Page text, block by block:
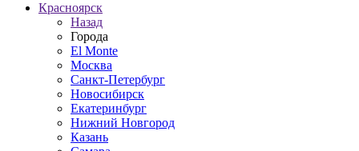
Красноярск
Назад
Города
El Monte
Москва
Санкт-Петербург
Новосибирск
Екатеринбург
Нижний Новгород
Казань